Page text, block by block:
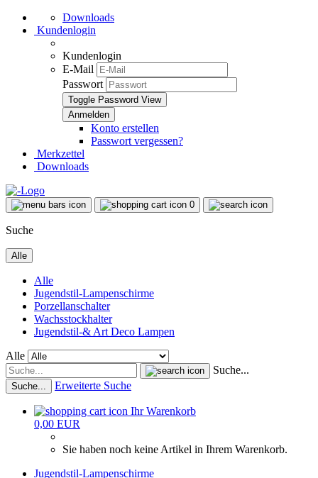
Downloads
Kundenlogin
Kundenlogin
E-Mail
Passwort
Toggle Password View
Konto erstellen
Passwort vergessen?
Merkzettel
Downloads
0
Suche
Alle
Alle
Jugendstil-Lampenschirme
Porzellanschalter
Wachsstockhalter
Jugendstil-& Art Deco Lampen
Alle
Suche...
Suche... Erweiterte Suche
Ihr Warenkorb
0,00 EUR
Sie haben noch keine Artikel in Ihrem Warenkorb.
Jugendstil-Lampenschirme